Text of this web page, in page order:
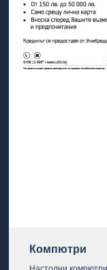
Компютри